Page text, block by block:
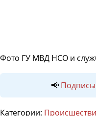
Фото ГУ МВД НСО и
📢
Категории: